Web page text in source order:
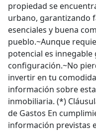
propiedad se
urbano, garantizando
esenciales y buena
pueblo.~Aunque
potencial es innegable
configuración.~No
invertir en tu
información sobre
inmobiliaria. (*)
de Gastos En
información previstas